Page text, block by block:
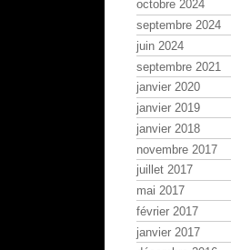
octobre 2024
septembre 2024
juin 2024
septembre 2021
janvier 2020
janvier 2019
janvier 2018
novembre 2017
juillet 2017
mai 2017
février 2017
janvier 2017